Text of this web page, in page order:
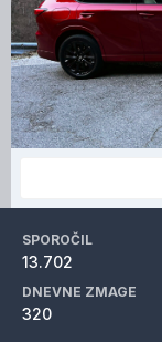
SPOROČIL
13.702
DNEVNE ZMAGE
320